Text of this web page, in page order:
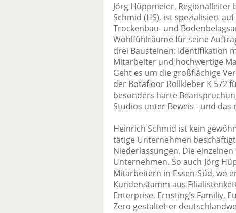
Jörg Hüppmeier,
Schmid (HS), ist spezialisiert
Trockenbau- und
Wohlfühlräume für seine
drei Bausteinen: Identifikation
Mitarbeiter und hochwertige
Geht es um die großflächige
der Botafloor Rollkleber K 572
besonders harte
Studios unter Beweis - und das
Heinrich Schmid ist kein
tätige Unternehmen
Niederlassungen. Die
Unternehmen. So auch Jörg
Mitarbeitern in Essen-Süd, wo
Kundenstamm aus
Enterprise, Ernsting’s Familiy,
Zero gestaltet er